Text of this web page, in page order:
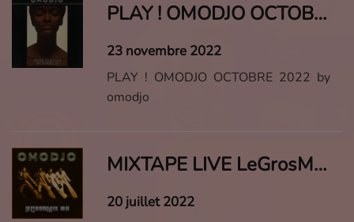
PLAY ! OMODJO OCTOBRE 2022
23 novembre 2022
PLAY ! OMODJO OCTOBRE 2022 by
omodjo
MIXTAPE LIVE LeGrosMix ! #8
20 juillet 2022